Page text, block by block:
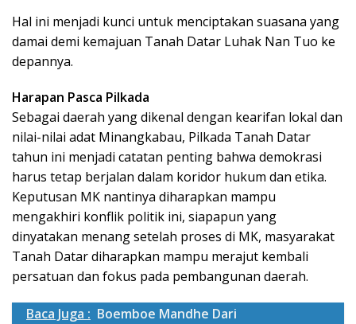
Hal ini menjadi kunci untuk menciptakan suasana yang
damai demi kemajuan Tanah Datar Luhak Nan Tuo ke
depannya.
Harapan Pasca Pilkada
Sebagai daerah yang dikenal dengan kearifan lokal dan
nilai-nilai adat Minangkabau, Pilkada Tanah Datar
tahun ini menjadi catatan penting bahwa demokrasi
harus tetap berjalan dalam koridor hukum dan etika.
Keputusan MK nantinya diharapkan mampu
mengakhiri konflik politik ini, siapapun yang
dinyatakan menang setelah proses di MK, masyarakat
Tanah Datar diharapkan mampu merajut kembali
persatuan dan fokus pada pembangunan daerah.
Baca Juga : Boemboe Mandhe Dari